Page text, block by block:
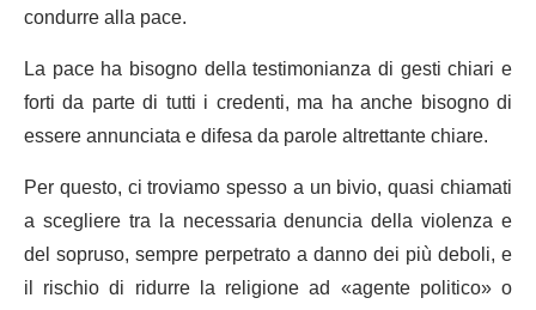
condurre alla pace.
La pace ha bisogno della testimonianza di gesti chiari e
forti da parte di tutti i credenti, ma ha anche bisogno di
essere annunciata e difesa da parole altrettante chiare.
Per questo, ci troviamo spesso a un bivio, quasi chiamati
a scegliere tra la necessaria denuncia della violenza e
del sopruso, sempre perpetrato a danno dei più deboli, e
il rischio di ridurre la religione ad «agente politico» o